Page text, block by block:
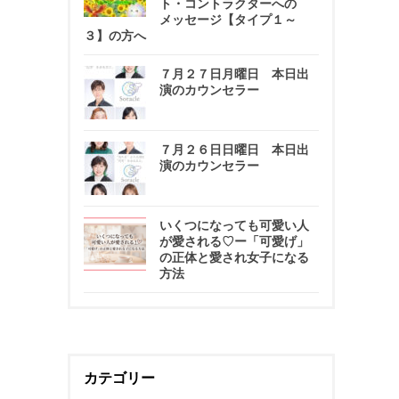
ト・コントラクターへの
メッセージ【タイプ１～
３】の方へ
７月２７日月曜日 本日出
演のカウンセラー
７月２６日日曜日 本日出
演のカウンセラー
いくつになっても可愛い人
が愛される♡ー「可愛げ」
の正体と愛され女子になる
方法
カテゴリー